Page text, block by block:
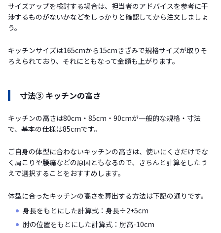
サイズアップを検討する場合は、担当者のアドバイスを参考に干
渉するものがないかなどをしっかりと確認してから注文しましょ
う。
キッチンサイズは165cmから15cmきざみで規格サイズが取りそ
ろえられており、それにともなって金額も上がります。
寸法③ キッチンの高さ
キッチンの高さは80cm・85cm・90cmが一般的な規格・寸法
で、基本の仕様は85cmです。
ご自身の体型に合わないキッチンの高さは、使いにくさだけでな
く肩こりや腰痛などの原因ともなるので、きちんと計算をしたう
えで選択することをおすすめします。
体型に合ったキッチンの高さを算出する方法は下記の通りです。
身長をもとにした計算式：身長÷2+5cm
肘の位置をもとにした計算式：肘高-10cm